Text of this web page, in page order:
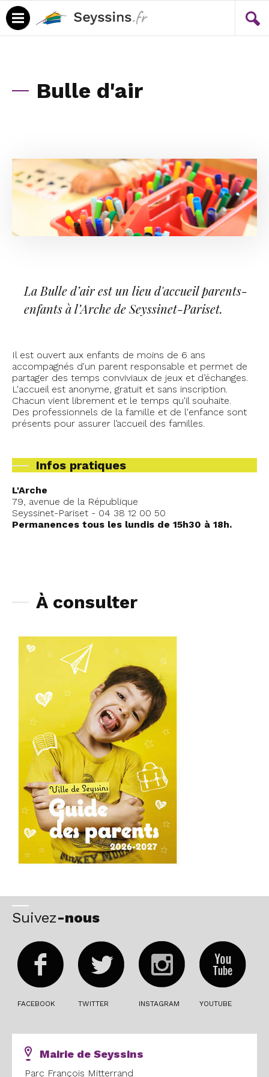
Bulle d'air
La Bulle d’air est un lieu d'accueil parents-
enfants à l’Arche de Seyssinet-Pariset.
Il est ouvert aux enfants de moins de 6 ans
accompagnés d'un parent responsable et permet de
partager des temps conviviaux de jeux et d’échanges.
L'accueil est anonyme, gratuit et sans inscription.
Chacun vient librement et le temps qu'il souhaite.
Des professionnels de la famille et de l'enfance sont
présents pour assurer l’accueil des familles.
Infos pratiques
L'Arche
79, avenue de la République
Seyssinet-Pariset - 04 38 12 00 50
Permanences tous les lundis de 15h30 à 18h.
À consulter
Suivez-nous
FACEBOOK TWITTER INSTAGRAM YOUTUBE
Mairie de Seyssins
Parc François Mitterrand